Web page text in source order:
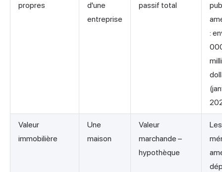
propres
d'une
entreprise
passif total
:
Valeur
immobilière
Une
maison
Valeur
marchande –
hypothèque
Les